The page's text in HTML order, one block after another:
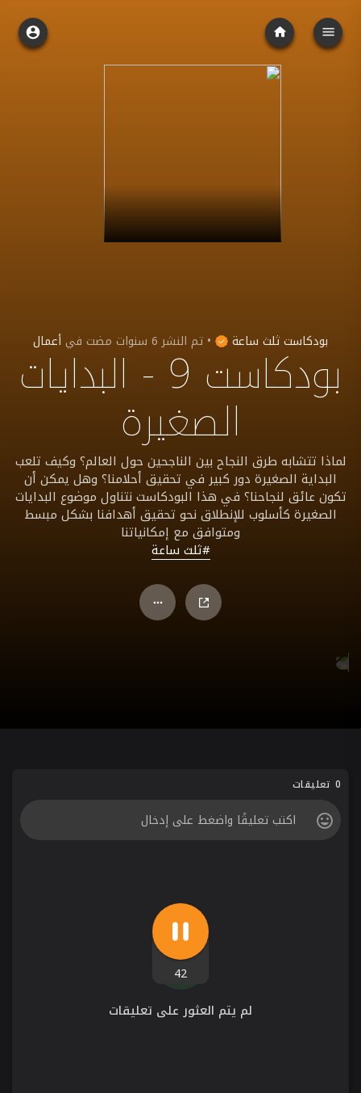
بودكاست ثلث ساعة • تم النشر6 سنوات مضت فيأعمال
بودكاست 9 - البدايات
الصغيرة
لماذا تتشابه طرق النجاح بين الناجحين حول العالم؟ وكيف تلعب
البداية الصغيرة دور كبير في تحقيق أحلامنا؟ وهل يمكن أن
تكون عائق لنجاحنا؟ في هذا البودكاست نتناول موضوع البدايات
الصغيرة كأسلوب للإنطلاق نحو تحقيق أهدافنا بشكل مبسط
ومتوافق مع إمكانياتنا
#ثلث ساعة
42
0 تعليقات
لم يتم العثور على تعليقات